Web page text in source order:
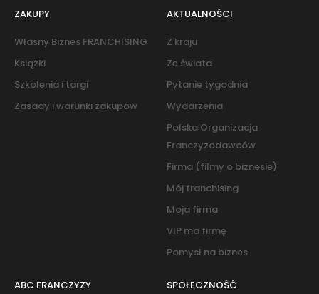
ZAKUPY
Własny Biznes FRANCHISING
Książki
Szkolenia i targi
Zasady i warunki zakupów
AKTUALNOŚCI
Z kraju
Ze świata
Pytanie tygodnia
Wydarzenia
Polska Organizacja
Franczyzodawców
Firma (filmy o biznesie)
Mój franchising
Moja firma
VIP ma firmę
Pomysł na biznes
ABC FRANCZYZY SPOŁECZNOŚĆ